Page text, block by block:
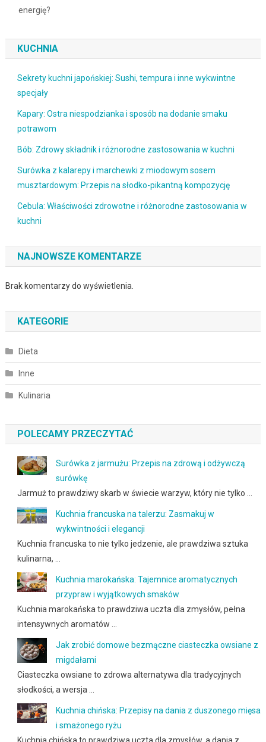
energię?
KUCHNIA
Sekrety kuchni japońskiej: Sushi, tempura i inne wykwintne
specjały
Kapary: Ostra niespodzianka i sposób na dodanie smaku
potrawom
Bób: Zdrowy składnik i różnorodne zastosowania w kuchni
Surówka z kalarepy i marchewki z miodowym sosem
musztardowym: Przepis na słodko-pikantną kompozycję
Cebula: Właściwości zdrowotne i różnorodne zastosowania w
kuchni
NAJNOWSZE KOMENTARZE
Brak komentarzy do wyświetlenia.
KATEGORIE
Dieta
Inne
Kulinaria
POLECAMY PRZECZYTAĆ
Surówka z jarmużu: Przepis na zdrową i odżywczą
surówkę
Jarmuż to prawdziwy skarb w świecie warzyw, który nie tylko …
Kuchnia francuska na talerzu: Zasmakuj w
wykwintności i elegancji
Kuchnia francuska to nie tylko jedzenie, ale prawdziwa sztuka
kulinarna, …
Kuchnia marokańska: Tajemnice aromatycznych
przypraw i wyjątkowych smaków
Kuchnia marokańska to prawdziwa uczta dla zmysłów, pełna
intensywnych aromatów …
Jak zrobić domowe bezmączne ciasteczka owsiane z
migdałami
Ciasteczka owsiane to zdrowa alternatywa dla tradycyjnych
słodkości, a wersja …
Kuchnia chińska: Przepisy na dania z duszonego mięsa
i smażonego ryżu